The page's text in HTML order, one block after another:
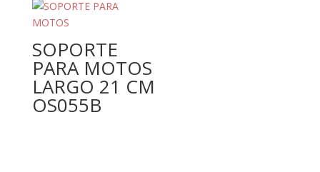
SOPORTE
PARA MOTOS
LARGO 21 CM
OS055B